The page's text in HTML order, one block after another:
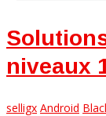
niveaux
selligx Android